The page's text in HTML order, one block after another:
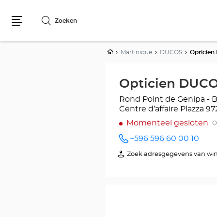
Zoeken
HomeMartinique DUCOS Opticien
Opticien
Rond Point de Genipa -
Centre d’affaire Plazza
Momenteel gesloten
telefoonnummer
+596 596 60 00 10
Zoek adresgegevens van
van